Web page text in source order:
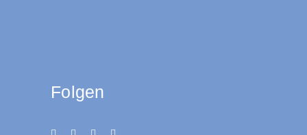
Folgen